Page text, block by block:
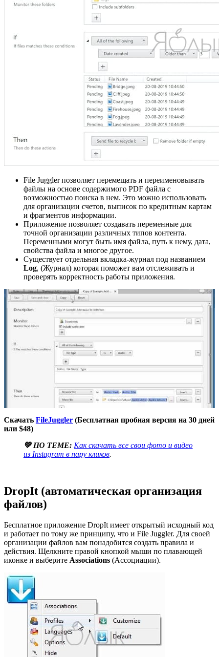
File Juggler позволяет перемещать и переименовывать
файлы на основе содержимого PDF файла с
возможностью поиска в нем. Это можно использовать
для организации счетов, выписок по кредитным картам
и фрагментов информации.
Приложение позволяет создавать переменные для
точной организации различных типов контента.
Переменными могут быть имя файла, путь к нему, дата,
свойства файла и многое другое.
Существует отдельная вкладка-журнал под названием
Log, (Журнал) которая поможет вам отслеживать и
проверять корректность работы приложения.
Скачать FileJuggler (Бесплатная пробная версия на 30 дней
или $48)
💚 ПО ТЕМЕ: Как скачать все свои фото и видео
из Instagram в пару кликов.
DropIt (автоматическая организация
файлов)
Бесплатное приложение DropIt имеет открытый исходный код
и работает по тому же принципу, что и File Juggler. Для своей
организации файлов вам понадобится создать правила и
действия. Щелкните правой кнопкой мыши по плавающей
иконке и выберите Associations (Ассоциации).